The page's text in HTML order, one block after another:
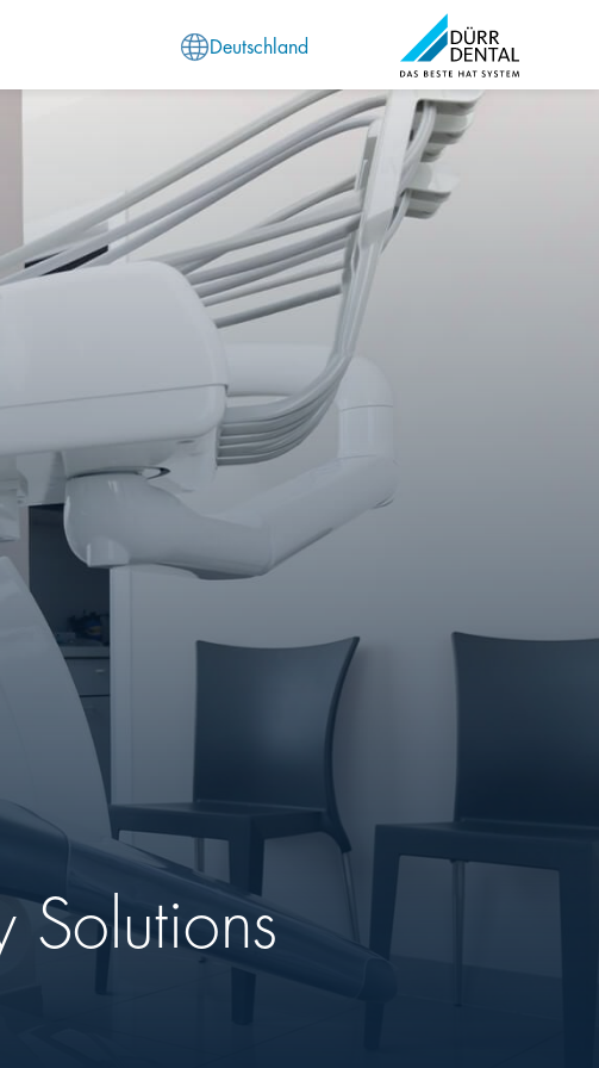
Deutschland
Solutions